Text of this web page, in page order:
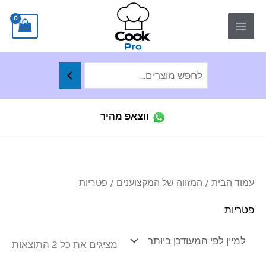
לתוכן
ווצאפ מהיר
עמוד הבית / המזווה של המקצוענים / פטריות
פטריות
מציגים את כל ⁦2⁩ התוצאות